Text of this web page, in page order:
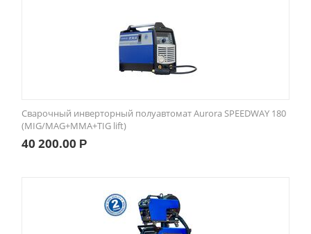
Сварочный инверторный полуавтомат Aurora SPEEDWAY 180
(MIG/MAG+MMA+TIG lift)
40 200.00 Р